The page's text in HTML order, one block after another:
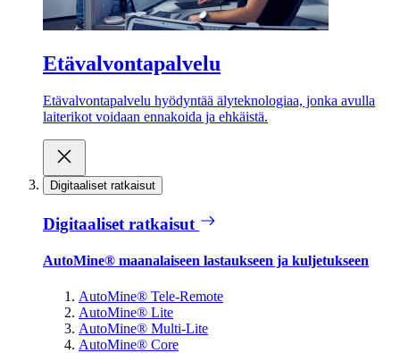
Etävalvontapalvelu
Etävalvontapalvelu hyödyntää älyteknologiaa, jonka avulla
laiterikot voidaan ennakoida ja ehkäistä.
Digitaaliset ratkaisut
Digitaaliset ratkaisut
AutoMine® maanalaiseen lastaukseen ja kuljetukseen
AutoMine® Tele-Remote
AutoMine® Lite
AutoMine® Multi-Lite
AutoMine® Core